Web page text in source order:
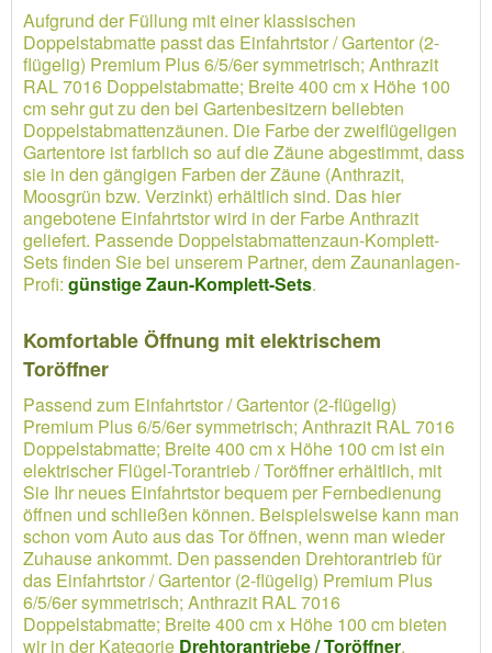
Aufgrund der Füllung mit einer klassischen
Doppelstabmatte passt das Einfahrtstor / Gartentor (2-
flügelig) Premium Plus 6/5/6er symmetrisch; Anthrazit
RAL 7016 Doppelstabmatte; Breite 400 cm x Höhe 100
cm sehr gut zu den bei Gartenbesitzern beliebten
Doppelstabmattenzäunen. Die Farbe der zweiflügeligen
Gartentore ist farblich so auf die Zäune abgestimmt, dass
sie in den gängigen Farben der Zäune (Anthrazit,
Moosgrün bzw. Verzinkt) erhältlich sind. Das hier
angebotene Einfahrtstor wird in der Farbe Anthrazit
geliefert. Passende Doppelstabmattenzaun-Komplett-
Sets finden Sie bei unserem Partner, dem Zaunanlagen-
Profi: günstige Zaun-Komplett-Sets.
Komfortable Öffnung mit elektrischem
Toröffner
Passend zum Einfahrtstor / Gartentor (2-flügelig)
Premium Plus 6/5/6er symmetrisch; Anthrazit RAL 7016
Doppelstabmatte; Breite 400 cm x Höhe 100 cm ist ein
elektrischer Flügel-Torantrieb / Toröffner erhältlich, mit
Sie Ihr neues Einfahrtstor bequem per Fernbedienung
öffnen und schließen können. Beispielsweise kann man
schon vom Auto aus das Tor öffnen, wenn man wieder
Zuhause ankommt. Den passenden Drehtorantrieb für
das Einfahrtstor / Gartentor (2-flügelig) Premium Plus
6/5/6er symmetrisch; Anthrazit RAL 7016
Doppelstabmatte; Breite 400 cm x Höhe 100 cm bieten
wir in der Kategorie Drehtorantriebe / Toröffner.